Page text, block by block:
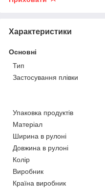
Характеристики
Основні
Тип
Застосування плівки
Упаковка продуктів
Матеріал
Ширина в рулоні
Довжина в рулоні
Колір
Виробник
Країна виробник